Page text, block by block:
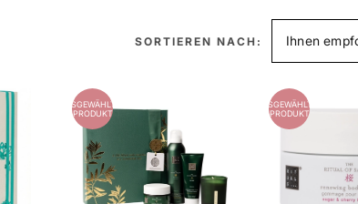
Ihnen
SORTIEREN NACH:
AUSGEWÄHLTES
PRODUKT
AUSGEWÄHLTES
PRODUKT